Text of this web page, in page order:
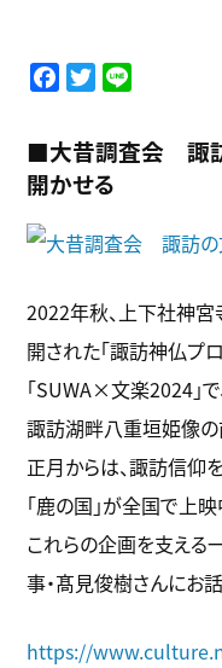
F
c
e
b
o
T
i
t
t
r
e
■大昔調査会 諏
開かせる
2022年秋、上下社神
開された「諏訪神仏プ
「SUWA×文楽2024」
諏訪湖畔八重垣姫像
正月からは、諏訪信仰
「鹿の国」が全国で上映
これらの企画を支え
事・髙見俊樹さんにお
https://